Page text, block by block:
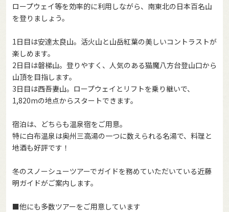
ロープウェイ等を効率的に利用しながら、南東北の日本百名山
を登りましょう。
1日目は安達太良山。活火山と山岳紅葉の美しいコントラストが
楽しめます。
2日目は磐梯山。登りやすく、人気のある猫魔八方台登山口から
山頂を目指します。
3日目は西吾妻山。ロープウェイとリフトを乗り継いで、
1,820mの地点からスタートできます。
宿泊は、どちらも温泉宿をご用意。
特に白布温泉は奥州三高湯の一つに数えられる名湯で、料理と
地酒も好評です！
冬のスノーシューツアーでガイドを務めていただいている近藤
明ガイドがご案内します。
■他にも多数ツアーをご用意しています